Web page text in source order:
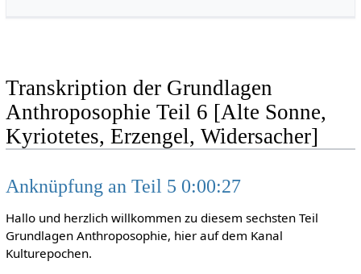
Transkription der Grundlagen
Anthroposophie Teil 6 [Alte Sonne,
Kyriotetes, Erzengel, Widersacher]
Anknüpfung an Teil 5 0:00:27
Hallo und herzlich willkommen zu diesem sechsten Teil
Grundlagen Anthroposophie, hier auf dem Kanal
Kulturepochen.